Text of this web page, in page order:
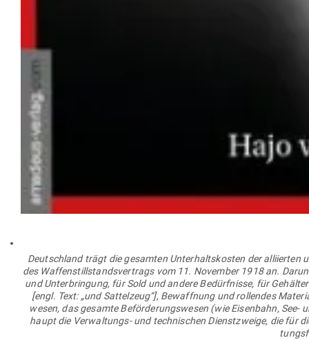
Deutschland trägt die gesamten Unter­halts­kosten der alli­ierten
des Waf­fen­still­stands­ver­trags vom 11. November 1918 an.
und Unter­bringung, für Sold und andere Bedürf­nisse, für
[engl. Text: „und Sat­telzeug“], Bewaffnung und rol­lendes
wesen, das gesamte Beför­de­rungs­wesen (wie Eisenbahn,
haupt die Ver­wal­tungs- und tech­ni­schen Dienst­zweige, die für